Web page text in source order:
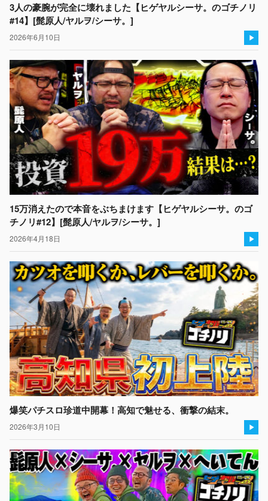
3人の豪腕が完全に壊れました【ヒゲヤルシーサ。のゴチノリ
#14】[髭原人/ヤルヲ/シーサ。]
2026年6月10日
15万消えたので本音をぶちまけます【ヒゲヤルシーサ。のゴ
チノリ#12】[髭原人/ヤルヲ/シーサ。]
2026年4月18日
爆笑パチスロ珍道中開幕！高知で魅せる、衝撃の結末。
2026年3月10日